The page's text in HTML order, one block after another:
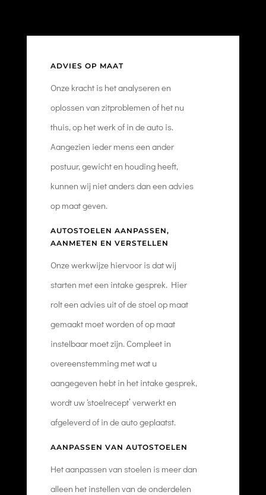
ADVIES OP MAAT
Onze kracht is het analyseren en
oplossen van zitproblemen of het nu
thuis, op het werk of in de auto is.
Aangezien ieder mens een ander
postuur, gewicht en houding heeft,
kunnen wij niet anders dan een advies
op maat geven.
AUTOSTOELEN AANPASSEN,
AANMETEN EN VERSTELLEN
Onze werkwijze hiervoor is dat wij
starten met een intake gesprek. Hier
rolt een advies uit of de stoel op maat
gemaakt moet worden of op maat
instelbaar moet zijn. Compleet in
overeenstemming met wat u
aangegeven hebt in het intake gesprek,
wordt uw ‘stoelrecept’ verwerkt en
afgeleverd of in de auto geplaatst.
AANPASSEN VAN AUTOSTOELEN
Het aanpassen van stoelen is meer dan
alleen het instellen van de onderdelen